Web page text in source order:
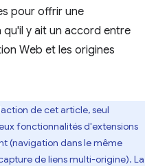
pour offrir une
y ait un accord entre
Web et les origines
de cet article, seul
fonctionnalités d'extensions
(navigation dans le même
de liens multi-origine). La